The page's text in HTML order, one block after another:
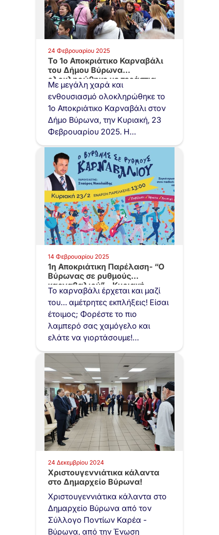
24 Φεβρουαρίου 2025
Το 1ο Αποκριάτικο Καρναβάλι
του Δήμου Βύρωνα
ολοκληρώθηκε με τεράστια…
Με μεγάλη χαρά και
ενθουσιασμό ολοκληρώθηκε το
1ο Αποκριάτικο Καρναβάλι στον
Δήμο Βύρωνα, την Κυριακή, 23
Φεβρουαρίου 2025. Η
εκδήλωση…
14 Φεβρουαρίου 2025
1η Αποκριάτικη Παρέλαση- “Ο
Βύρωνας σε ρυθμούς
καρναβαλιού” – Κυριακή…
Το καρναβάλι έρχεται και μαζί
του… αμέτρητες εκπλήξεις! Είσαι
έτοιμος; Φορέστε το πιο
λαμπερό σας χαμόγελο και
ελάτε να γιορτάσουμε!…
24 Δεκεμβρίου 2024
Χριστουγεννιάτικα κάλαντα
στο Δημαρχείο Βύρωνα!
Χριστουγεννιάτικα κάλαντα στο
Δημαρχείο Βύρωνα από τον
Σύλλογο Ποντίων Καρέα -
Βύρωνα, από την Ένωση